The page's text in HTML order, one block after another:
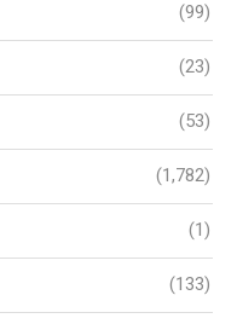
(99)
(23)
(53)
(1,782)
(1)
(133)